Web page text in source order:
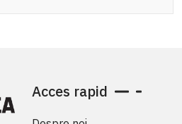
Acces rapid